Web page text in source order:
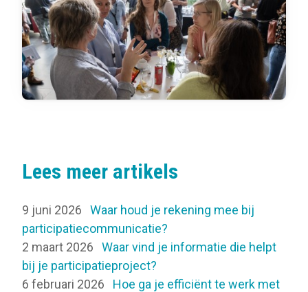
Lees meer artikels
9 juni 2026
Waar houd je rekening mee bij
participatiecommunicatie?
2 maart 2026
Waar vind je informatie die helpt
bij je participatieproject?
6 februari 2026
Hoe ga je efficiënt te werk met